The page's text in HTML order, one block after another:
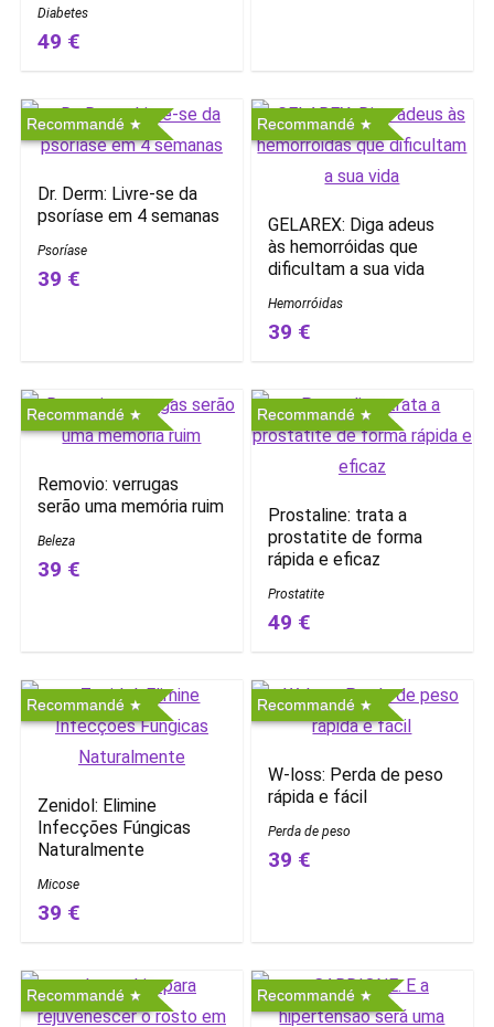
Diabetes
49 €
Recommandé
Dr. Derm: Livre-se da
psoríase em 4 semanas
Psoríase
39 €
Recommandé
GELAREX: Diga adeus
às hemorróidas que
dificultam a sua vida
Hemorróidas
39 €
Recommandé
Removio: verrugas
serão uma memória ruim
Beleza
39 €
Recommandé
Prostaline: trata a
prostatite de forma
rápida e eficaz
Prostatite
49 €
Recommandé
Zenidol: Elimine
Infecções Fúngicas
Naturalmente
Micose
39 €
Recommandé
W-loss: Perda de peso
rápida e fácil
Perda de peso
39 €
Recommandé Recommandé